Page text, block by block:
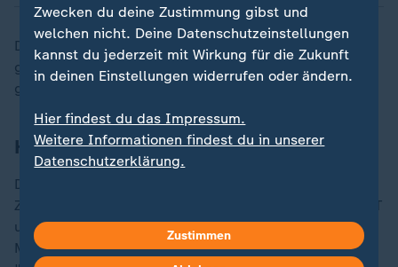
Die Flughäfen Esbjerg und Sönderborg wurden nicht
geschlossen, da dort bis zum Morgen keine Flüge
geplant waren.
Hintergrund unklar
Die Polizei erklärte, sie "untersuche den Vorfall in
Zusammenarbeit mit dem dänischen Geheimdienst PET
und den Streitkräften, um die Umstände zu klären".
Ministerpräsidentin Mette Frederiksen sprach vom
Zwecken du deine Zustimmung gibst und
welchen nicht. Deine Datenschutzeinstellungen
kannst du jederzeit mit Wirkung für die Zukunft
in deinen Einstellungen widerrufen oder ändern.
Hier findest du das Impressum.
Weitere Informationen findest du in unserer
Datenschutzerklärung.
Zustimmen